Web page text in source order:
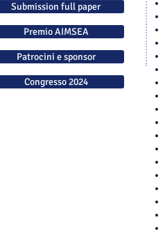
Submission full paper
Premio AIMSEA
Patrocini e sponsor
Congresso 2024